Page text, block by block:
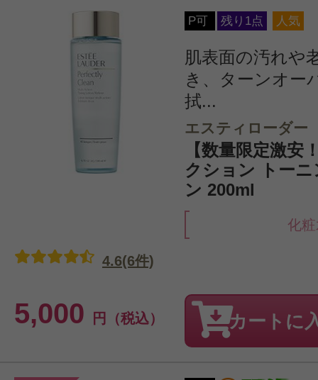
P可 残り1点 人気
肌表面の汚れや
き、ターンオー
拭...
エスティローダー
【数量限定激安
クション トー
ン 200ml
化
5,000 円（税込）
4.6(6件)
カートに